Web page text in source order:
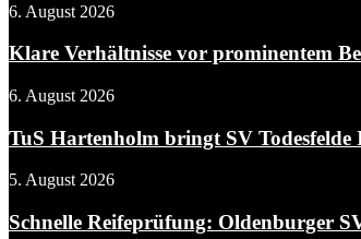
6. August 2026
Klare Verhältnisse vor prominentem
6. August 2026
TuS Hartenholm bringt SV Todesfelde
5. August 2026
Schnelle Reifeprüfung: Oldenburger